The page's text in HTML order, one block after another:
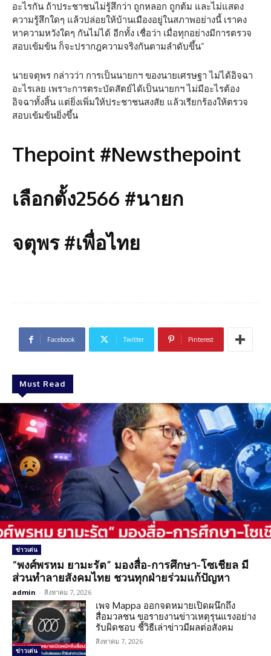
อะไรกัน ถ้าประชาชนไม่รู้สึกว่า ถูกหลอก ถูกต้ม และไม่แสดง
ความรู้สึกใดๆ แล้วปล่อยให้บ้านเมืองอยู่ในสภาพอย่างนี้ เราคง
หาความหวังใดๆ กันไม่ได้ อีกทั้ง เชื่อว่า เมื่อทุกอย่างมีการตรวจ
สอบเข้มข้น ก็จะปรากฎความจริงกันตามลำดับขึ้น”
นายจตุพร กล่าวว่า การเป็นนายกฯ ของนายเศรษฐา ไม่ได้อิจฉา
อะไรเลย เพราะการตระบัดสัตย์ได้เป็นนายกฯ ไม่มีอะไรต้อง
อิจฉาทั้งสิ้น แต่ยิ่งเพิ่มให้ประชาชนสงสัย แล้วเรียกร้องให้ตรวจ
สอบเข้มข้นยิ่งขึ้น
Thepoint #Newsthepoint
เลือกตั้ง2566 #นายก
จตุพร #เพื่อไทย
Facebook Twitter Pinterest
Must Read
ข่าวเด่น
“พงศ์พรหม ยามะรัต” มองสื่อ-การศึกษา-โซเชียล มี
ส่วนทำลายสังคมไทย ชวนทุกฝ่ายร่วมแก้ปัญหา
admin - สิงหาคม 7, 2026
ข่าวเด่น
เพจ Mappa ออกจดหมายเปิดผนึกถึง
สื่อมวลชน ขอรายงานข่าวเหตุรุนแรงอย่าง
รับผิดชอบ ชี้วิธีเล่าข่าวมีผลต่อสังคม
สิงหาคม 7, 2026